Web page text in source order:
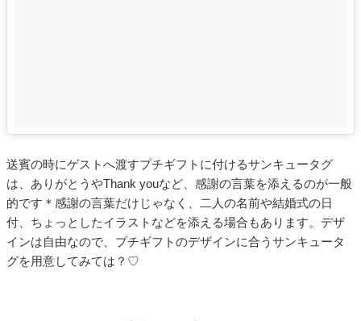
送賓の時にゲストへ渡すプチギフトに付けるサンキュータグ
は、ありがとうやThank youなど、感謝の言葉を添えるのが一般
的です＊感謝の言葉だけじゃなく、二人の名前や結婚式の日
付、ちょっとしたイラストなどを添える場合もあります。デザ
インは自由なので、プチギフトのデザインに合うサンキュータ
グを用意してみては？♡